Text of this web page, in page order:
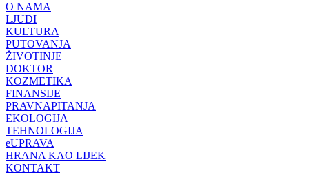
O NAMA
LJUDI
KULTURA
PUTOVANJA
ŽIVOTINJE
DOKTOR
KOZMETIKA
FINANSIJE
PRAVNAPITANJA
EKOLOGIJA
TEHNOLOGIJA
eUPRAVA
HRANA KAO LIJEK
KONTAKT